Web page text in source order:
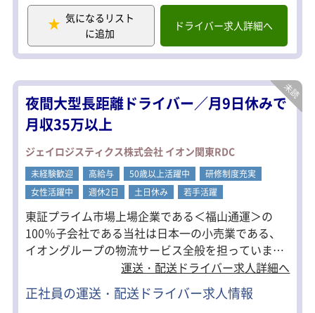
しい挑戦とやりがいを感じられます。
配送エリア：関東一都三県（東京都・
千葉県がメイン）、群馬県など
荷物：重機・フォークリフト・高所作
業車・発電機など
件数：1日4～6件程度
積み降ろし：セルフ、クレーン、一部
手積み手降ろし
＜一日の流れ＞
▼前日に配車係が車庫に来る時間をお
知らせ
▼車庫か本社に行く
▼お客様先に行く
を、繰り返します。
※車庫：東京都江戸川区臨海町／千葉
県 市川市広尾
＜研修＞
2週間～3ヶ月
習熟度に合わせて研修を実施。
慣れるまで先輩が同乗します！
気になるリスト
に追加
ドライバー求人詳細へ
夜間大型長距離ドライバー／月9日休みで
月収35万以上
ジェイロジスティクス株式会社 イオン関東RDC
未経験歓迎 高給与 50歳以上活躍中
研修制度充実
女性活躍中
週休2日 土日休み 若手活躍
東証プライム市場上場企業である＜福山通運＞の
100％子会社である当社は日本一の小売業である、
イオングループの物流サービス全般を担っていま
す。大手グループの安定基盤があるからこそ、スタ
ッフの皆さんには長く健康に働きやすい環境を提供
いたします！
運送・配送ドライバー求人詳細へ
正社員の運送・配送ドライバー求人情報